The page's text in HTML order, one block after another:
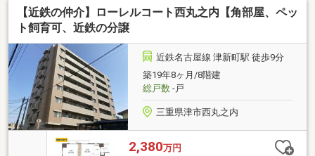
間が広がる、光と風に満ちた南西角の4LDK。 バルコ
ニーで朝食や星空を独占する贅沢。 対面キッチンから
浴室と駐車1台、ペット飼育可で暮らしの安心を支え
る。 生活利便と医療が徒歩圏、未来の安心を手にする
住まい。
【近鉄の仲介】ローレルコート西丸之内【角部屋、ペッ
ト飼育可、近鉄の分譲
近鉄名古屋線 津新町駅 徒歩9分
築19年8ヶ月/8階建
総戸数-戸
三重県津市西丸之内
2,380万円